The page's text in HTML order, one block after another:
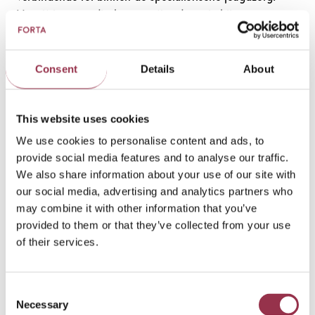
Consent Details About
This website uses cookies
We use cookies to personalise content and ads, to
provide social media features and to analyse our traffic.
We also share information about your use of our site with
our social media, advertising and analytics partners who
may combine it with other information that you’ve
provided to them or that they’ve collected from your use
of their services.
Selection
Necessary
Vanuit jouw medische expertise draag je bij aan
complexe diagnostiek, passende behandeling en de
teams. Je werkt nauw samen met regiebehandelaars en
andere disciplines en draagt bij aan de
organisatie. Je werkzaamheden bestaan onder andere
uit:
Consultatie, inzet van medicatietrajecten en
complexe psychiatrische diagnostiek;
Crisisbeoordelingen (indien nodig in samenwerking
met de samenwerkende organisaties van de
crisisdienst in de regio);
met de andere regiebehandelaar(s) in de teams.